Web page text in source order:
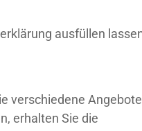
verschiedene Angebote
erhalten Sie die